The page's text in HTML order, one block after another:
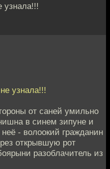
узнала!!!
узнала!!!
от саней умильно
в синем зипуне и
- волоокий гражданин
открывшую рот
разоблачитель из